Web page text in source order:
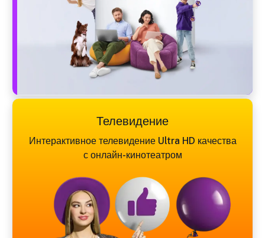
Телевидение
Интерактивное телевидение Ultra HD качества
с онлайн-кинотеатром